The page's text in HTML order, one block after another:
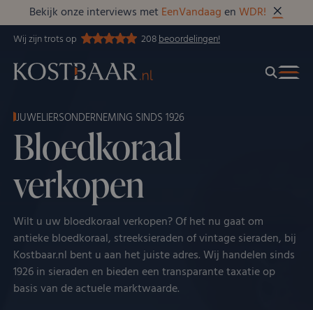
Bekijk onze interviews met EenVandaagenWDR!
Wij zijn trots op 208beoordelingen!
JUWELIERSONDERNEMING SINDS 1926
Bloedkoraal
verkopen
Wilt u uw bloedkoraal verkopen? Of het nu gaat om
antieke bloedkoraal, streeksieraden of vintage sieraden, bij
Kostbaar.nl bent u aan het juiste adres. Wij handelen sinds
1926 in sieraden en bieden een transparante taxatie op
basis van de actuele marktwaarde.